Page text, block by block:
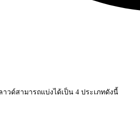
วด์สามารถแบ่งได้เป็น 4 ประเภทดังนี้